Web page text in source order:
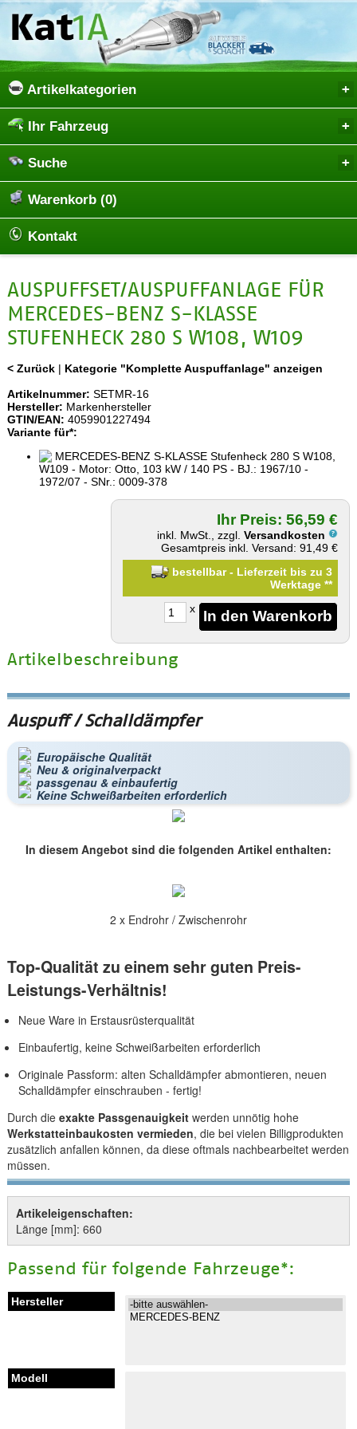
Artikelkategorien
Ihr Fahrzeug
Suche
Warenkorb (0)
Kontakt
AUSPUFFSET/AUSPUFFANLAGE FÜR
MERCEDES-BENZ S-KLASSE
STUFENHECK 280 S W108, W109
< Zurück| Kategorie "Komplette Auspuffanlage" anzeigen
Artikelnummer: SETMR-16
Hersteller: Markenhersteller
GTIN/EAN: 4059901227494
Variante für*:
MERCEDES-BENZ S-KLASSE Stufenheck 280 S W108,
W109 - Motor: Otto, 103 kW / 140 PS - BJ.: 1967/10 -
1972/07 - SNr.: 0009-378
Ihr Preis: 56,59 €
inkl. MwSt., zzgl.Versandkosten
Gesamtpreis inkl. Versand: 91,49 €
bestellbar - Lieferzeit bis zu 3
Werktage**
x
Artikelbeschreibung
Auspuff / Schalldämpfer
Europäische Qualität
Neu & originalverpackt
passgenau & einbaufertig
Keine Schweißarbeiten erforderlich
In diesem Angebot sind die folgenden Artikel enthalten:
2 x Endrohr / Zwischenrohr
Top-Qualität zu einem sehr guten Preis-
Leistungs-Verhältnis!
Neue Ware in Erstausrüsterqualität
Einbaufertig, keine Schweißarbeiten erforderlich
Originale Passform: alten Schalldämpfer abmontieren, neuen
Schalldämpfer einschrauben - fertig!
Durch die exakte Passgenauigkeitwerden unnötig hohe
Werkstatteinbaukosten vermieden, die bei vielen Billigprodukten
zusätzlich anfallen können, da diese oftmals nachbearbeitet werden
müssen.
Artikeleigenschaften:
Länge [mm]: 660
Passend für folgende Fahrzeuge*: